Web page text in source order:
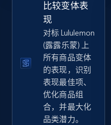
eBay - Collect
URL, Product id, Title,
Seller reviews,
more.
2.5K+ 359+
比较变体表
现
对标 Lululemon
(露露乐蒙) 上
所有商品变体
的表现，识别
表现最佳项、
优化商品组
合，并最大化
品类潜力。